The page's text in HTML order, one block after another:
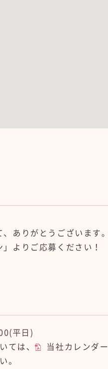
ありがとうございます。
よりご応募ください！
平日)
ては、
当社カレンダー
。